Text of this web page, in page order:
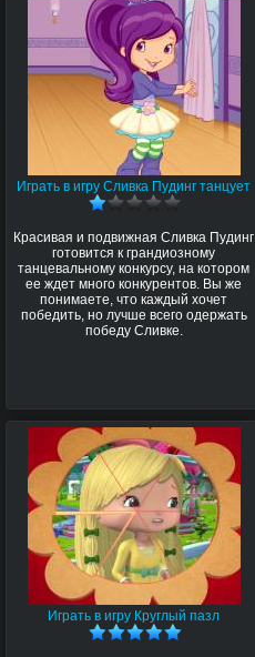
Играть в игру Сливка Пудинг танцует
Красивая и подвижная Сливка Пудинг
готовится к грандиозному
танцевальному конкурсу, на котором
ее ждет много конкурентов. Вы же
понимаете, что каждый хочет
победить, но лучше всего одержать
победу Сливке.
Играть в игру Круглый пазл